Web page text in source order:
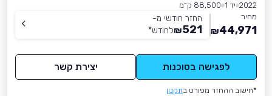
2022 יד 1
88,500 ק״מ
מחיר
44,971
₪
החזר חודשי מ-
521
₪לחודש*
לפגישה בסוכנות יצירת קשר
*חישוב ההחזר מפורט בתקנון